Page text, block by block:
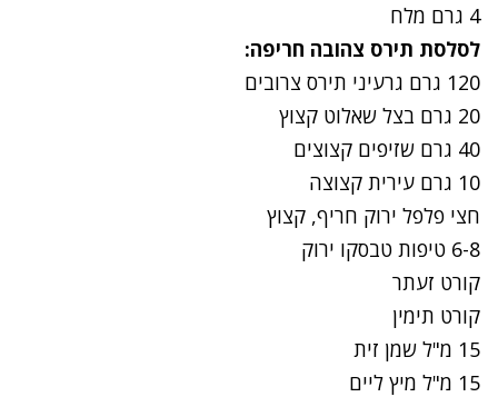
4 גרם מלח
לסלסת תירס צהובה חריפה:
120 גרם גרעיני תירס צרובים
20 גרם בצל שאלוט קצוץ
40 גרם שזיפים קצוצים
10 גרם עירית קצוצה
חצי פלפל ירוק חריף, קצוץ
6-8
טיפות טבסקו ירוק
קורט זעתר
קורט תימין
15 מ"ל שמן זית
15 מ"ל מיץ ליים